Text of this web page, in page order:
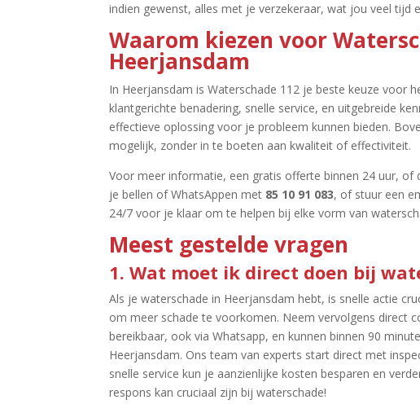
indien gewenst, alles met je verzekeraar, wat jou veel tijd
Waarom kiezen voor
Heerjansdam
In Heerjansdam is Waterschade 112 je beste keuze voor
klantgerichte benadering, snelle service, en uitgebreide
effectieve oplossing voor je probleem kunnen bieden.​
mogelijk, zonder in te boeten aan kwaliteit of effectiviteit.​
Voor meer informatie, een gratis offerte binnen 24 uur, of
je bellen of WhatsAppen met 85 10 91 083, of stuur een
24/7 voor je klaar om te helpen bij elke vorm van
Meest gestelde vragen
1.​ Wat moet ik direct doen bij
Als je waterschade in Heerjansdam hebt, is snelle actie
om meer schade te voorkomen.​ Neem vervolgens direct
bereikbaar, ook via Whatsapp, en kunnen binnen 90
Heerjansdam.​ Ons team van experts start direct met
snelle service kun je aanzienlijke kosten besparen en
respons kan cruciaal zijn bij waterschade!